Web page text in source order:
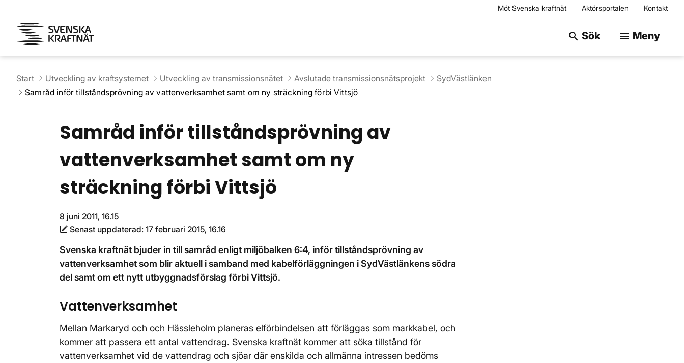
Möt Svenska kraftnät Aktörsportalen Kontakt
search Sök Sök på
menu Meny
Start Utveckling av kraftsystemet Utveckling av transmissionsnätet Avslutade transmissionsnätsprojekt
SydVästlänken
Samråd inför tillståndsprövning av vattenverksamhet samt om ny sträckning förbi Vittsjö
Samråd inför tillståndsprövning av
vattenverksamhet samt om ny
sträckning förbi Vittsjö
8 juni 2011, 16.15
Senast uppdaterad: 17 februari 2015, 16.16
Svenska kraftnät bjuder in till samråd enligt miljöbalken 6:4, inför tillståndsprövning av
vattenverksamhet som blir aktuell i samband med kabelförläggningen i SydVästlänkens södra
del samt om ett nytt utbyggnadsförslag förbi Vittsjö.
Vattenverksamhet
Mellan Markaryd och och Hässleholm planeras elförbindelsen att förläggas som markkabel, och
kommer att passera ett antal vattendrag. Svenska kraftnät kommer att söka tillstånd för
vattenverksamhet vid de vattendrag och sjöar där enskilda och allmänna intressen bedöms